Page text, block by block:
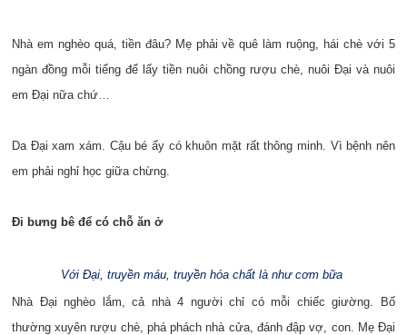
Nhà em nghèo quá, tiền đâu? Mẹ phải về quê làm ruộng, hái chè với 5
ngàn đồng mỗi tiếng để lấy tiền nuôi chồng rượu chè, nuôi Đại và nuôi
em Đại nữa chứ…
Da Đại xam xám. Cậu bé ấy có khuôn mặt rất thông minh. Vì bệnh nên
em phải nghỉ học giữa chừng.
Đi bưng bê để có chỗ ăn ở
Với Đại, truyền máu, truyền hóa chất là như cơm bữa
Nhà Đại nghèo lắm, cả nhà 4 người chỉ có mỗi chiếc giường. Bố
thường xuyên rượu chè, phá phách nhà cửa, đánh đập vợ, con. Mẹ Đại